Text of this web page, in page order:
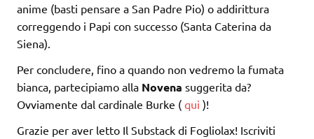
anime (basti pensare a San Padre Pio) o addirittura
correggendo i Papi con successo (Santa Caterina da
Siena).
Per concludere, fino a quando non vedremo la fumata
bianca, partecipiamo alla Novena suggerita da?
Ovviamente dal cardinale Burke ( qui )!
Grazie per aver letto Il Substack di Fogliolax! Iscriviti